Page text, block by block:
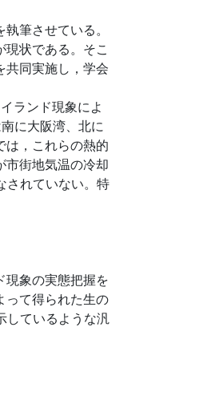
筆させている。
状である。そこ
共同実施し，学会
ランド現象によ
に大阪湾、北に
は，これらの熱的
市街地気温の冷却
されていない。特
現象の実態把握を
って得られた生の
しているような汎